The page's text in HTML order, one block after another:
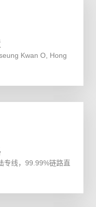
Kwan O, Hong
专线，99.99%链路直